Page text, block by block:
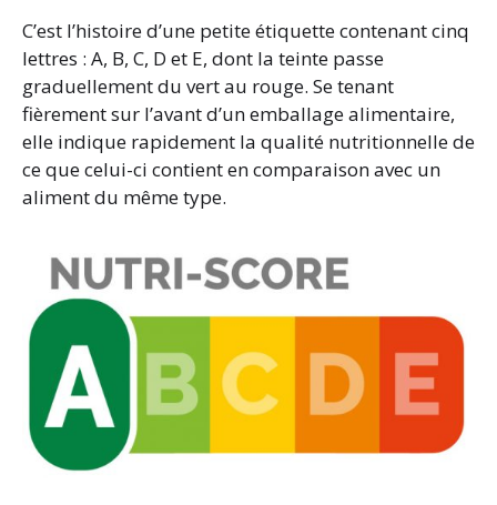
C’est l’histoire d’une petite étiquette contenant cinq
lettres : A, B, C, D et E, dont la teinte passe
graduellement du vert au rouge. Se tenant
fièrement sur l’avant d’un emballage alimentaire,
elle indique rapidement la qualité nutritionnelle de
ce que celui-ci contient en comparaison avec un
aliment du même type.